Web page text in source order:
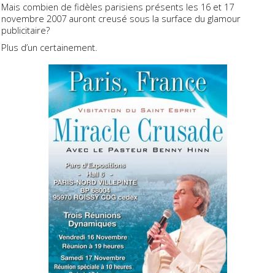
Mais combien de fidèles parisiens présents les 16 et 17
novembre 2007 auront creusé sous la surface du glamour
publicitaire?
Plus d’un certainement.